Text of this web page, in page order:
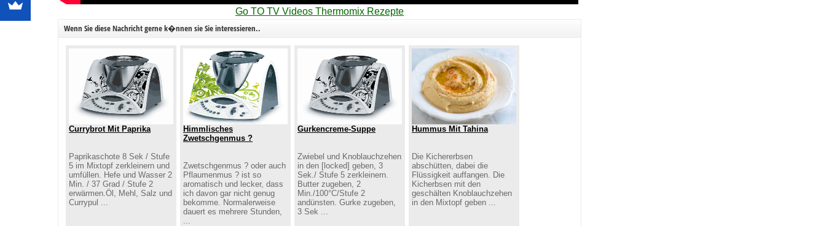
Go TO TV Videos Thermomix Rezepte
Wenn Sie diese Nachricht gerne k�nnen sie Sie interessieren..
Currybrot Mit Paprika
Paprikaschote 8 Sek / Stufe
5 im Mixtopf zerkleinern und
umfüllen. Hefe und Wasser 2
Min. / 37 Grad / Stufe 2
erwärmen.Öl, Mehl, Salz und
Currypul ...
Himmlisches
Zwetschgenmus ?
Zwetschgenmus ? oder auch
Pflaumenmus ? ist so
aromatisch und lecker, dass
ich davon gar nicht genug
bekomme. Normalerweise
dauert es mehrere Stunden,
...
Gurkencreme-Suppe
Zwiebel und Knoblauchzehen
in den [locked] geben, 3
Sek./ Stufe 5 zerkleinern.
Butter zugeben, 2
Min./100°C/Stufe 2
andünsten. Gurke zugeben,
3 Sek ...
Hummus Mit Tahina
Die Kichererbsen
abschütten, dabei die
Flüssigkeit auffangen. Die
Kicherbsen mit den
geschälten Knoblauchzehen
in den Mixtopf geben ...